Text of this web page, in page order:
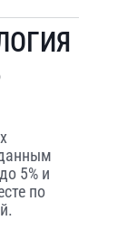
5% и
по